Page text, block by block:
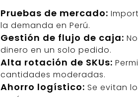
Pruebas de mercado:
la demanda en Perú.
Gestión de flujo de caja:
dinero en un solo pedido.
Alta rotación de SKUs:
cantidades moderadas.
Ahorro logístico: Se evitan